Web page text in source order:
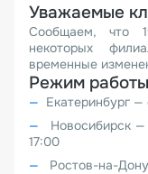
Уважаемые
Сообщаем, что
некоторых
временные
Режим
Екатеринбург
Новосибирск
17:00
Ростов-на-